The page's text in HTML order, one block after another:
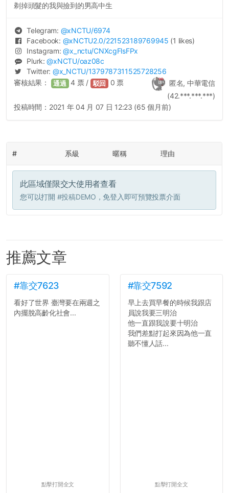
剃掉頭髮的我與撿到的男高中生
Telegram: @xNCTU/6974
Facebook: @xNCTU2.0/221523189769945 (1 likes)
Instagram:@x_nctu/CNXcgFlsFPx
Plurk:@xNCTU/oaz08c
Twitter: @x_NCTU/1379787311525728256
匿名, 中華電信
(42.***.***.***)
審核結果： 通過 4 票 / 駁回 0 票
投稿時間： 2021 年 04 月 07 日 12:23 (65 個月前)
# 系級 暱稱 理由
此區域僅限交大使用者查看
您可以打開 #投稿DEMO ，免登入即可預覽投票介面
推薦文章
#靠交7623
看好了世界 臺灣要在兩週之
內擺脫高齡化社會...
點擊打開全文
#靠交7592
早上去買早餐的時候我跟店
員說我要三明治
他一直跟我說要十明治
我們差點打起來因為他一直
聽不懂人話...
點擊打開全文